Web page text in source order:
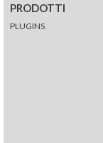
PRODOTTI
PLUGINS